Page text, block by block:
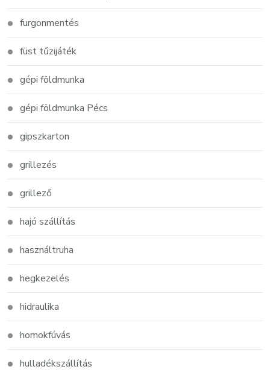
furgonmentés
füst tűzijáték
gépi földmunka
gépi földmunka Pécs
gipszkarton
grillezés
grillező
hajó szállítás
használtruha
hegkezelés
hidraulika
homokfúvás
hulladékszállítás